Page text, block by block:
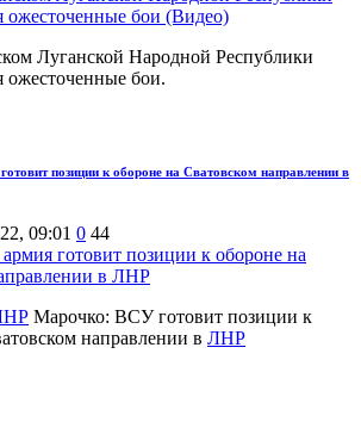
Луганской Народной Республики
ожесточенные бои.
позиции к обороне на Сватовском направлении в
09:01 0 44
Марочко: ВСУ готовит позиции к
направлении в ЛНР